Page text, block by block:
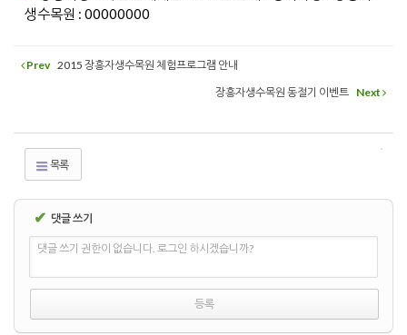
Prev 2015 장흥자생수목원 체험프로그램 안내
장흥자생수목원 동절기 이벤트 Next
목록
✔ 댓글 쓰기
댓글 쓰기 권한이 없습니다. 로그인 하시겠습니까?